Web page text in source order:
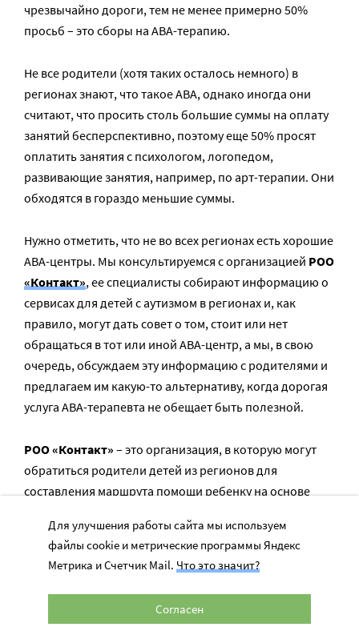
чрезвычайно дороги, тем не менее примерно 50%
просьб – это сборы на АВА-терапию.
Не все родители (хотя таких осталось немного) в
регионах знают, что такое АВА, однако иногда они
считают, что просить столь большие суммы на оплату
занятий бесперспективно, поэтому еще 50% просят
оплатить занятия с психологом, логопедом,
развивающие занятия, например, по арт-терапии. Они
обходятся в гораздо меньшие суммы.
Нужно отметить, что не во всех регионах есть хорошие
АВА-центры. Мы консультируемся с организацией РОО
«Контакт», ее специалисты собирают информацию о
сервисах для детей с аутизмом в регионах и, как
правило, могут дать совет о том, стоит или нет
обращаться в тот или иной АВА-центр, а мы, в свою
очередь, обсуждаем эту информацию с родителями и
предлагаем им какую-то альтернативу, когда дорогая
услуга АВА-терапевта не обещает быть полезной.
РОО «Контакт» – это организация, в которую могут
обратиться родители детей из регионов для
составления маршрута помощи ребенку на основе
государственных и частных, которые работают с
аутизмом. В Москве же они сами предоставляют
помощь детям с аутизмом, причем бесплатно.
Помимо сбора денег, мы стараемся помочь нашим
Для улучшения работы сайта мы используем
файлы cookie и метрические программы Яндекс
Метрика и Счетчик Mail. Что это значит?
Согласен